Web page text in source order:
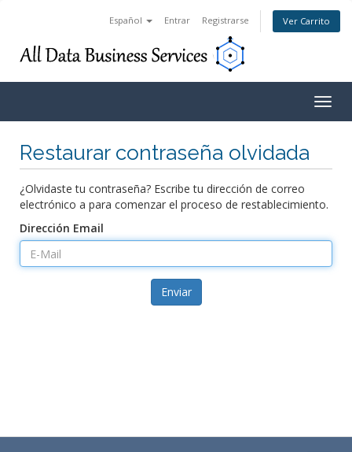
Español Entrar Registrarse Ver Carrito
Restaurar contraseña olvidada
¿Olvidaste tu contraseña? Escribe tu dirección de correo
electrónico a para comenzar el proceso de restablecimiento.
Dirección Email
Enviar